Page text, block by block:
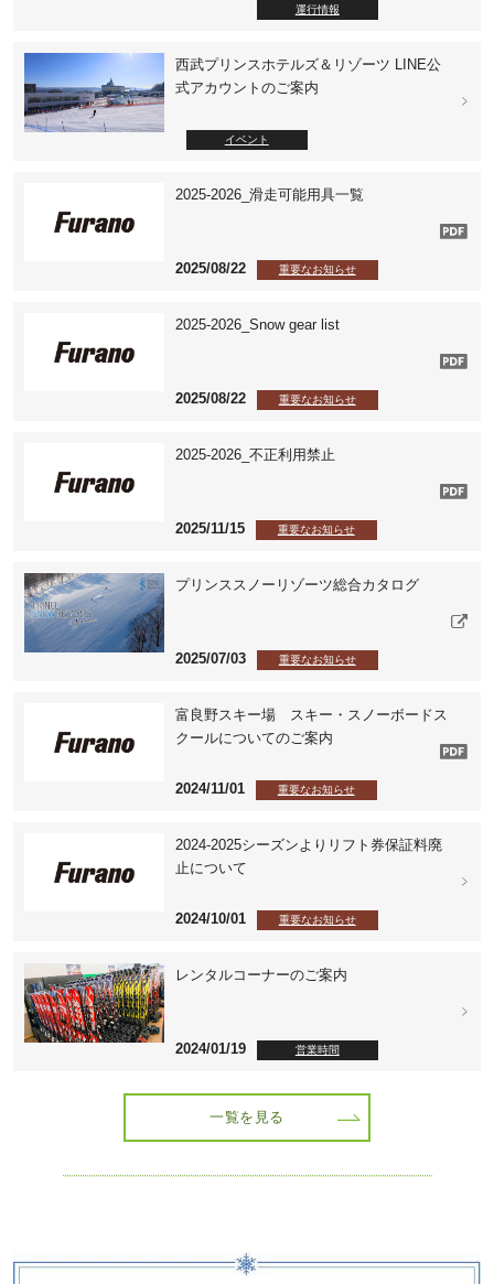
運行情報
西武プリンスホテルズ＆リゾーツ LINE公
式アカウントのご案内
イベント
2025-2026_滑走可能用具一覧
2025/08/22 重要なお知らせ
2025-2026_Snow gear list
2025/08/22 重要なお知らせ
2025-2026_不正利用禁止
2025/11/15 重要なお知らせ
プリンススノーリゾーツ総合カタログ
2025/07/03 重要なお知らせ
富良野スキー場 スキー・スノーボードス
クールについてのご案内
2024/11/01 重要なお知らせ
2024-2025シーズンよりリフト券保証料廃
止について
2024/10/01 重要なお知らせ
レンタルコーナーのご案内
2024/01/19 営業時間
一覧を見る